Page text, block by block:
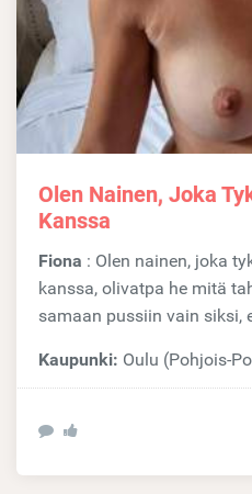
Olen Nainen, Joka
Kanssa
Fiona : Olen nainen, joka
kanssa, olivatpa he mitä
samaan pussiin vain siksi,
Kaupunki: Oulu (Pohjois-